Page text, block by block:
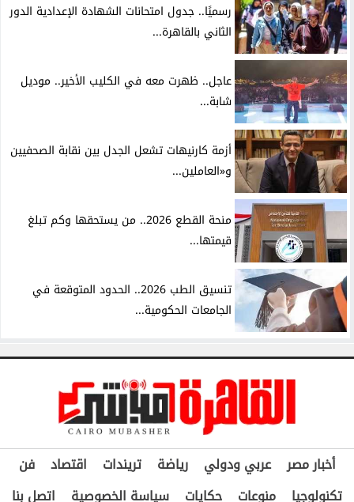
رسميًا.. جدول امتحانات الشهادة الإعدادية الدور
الثاني بالقاهرة...
عاجل.. ظهرت معه في الكليب الأخير.. موديل
شابة...
أزمة كارنيهات تشعل الجدل بين نقابة الصحفيين
و«العاملين...
منحة القطع 2026.. من يستحقها وكم تبلغ
قيمتها...
تنسيق الطب 2026.. الحدود المتوقعة في
الجامعات الحكومية...
أخبار مصر عربي ودولي رياضة تريندات اقتصاد
فن
تكنولوجيا
منوعات حكايات سياسة الخصوصية اتصل بنا